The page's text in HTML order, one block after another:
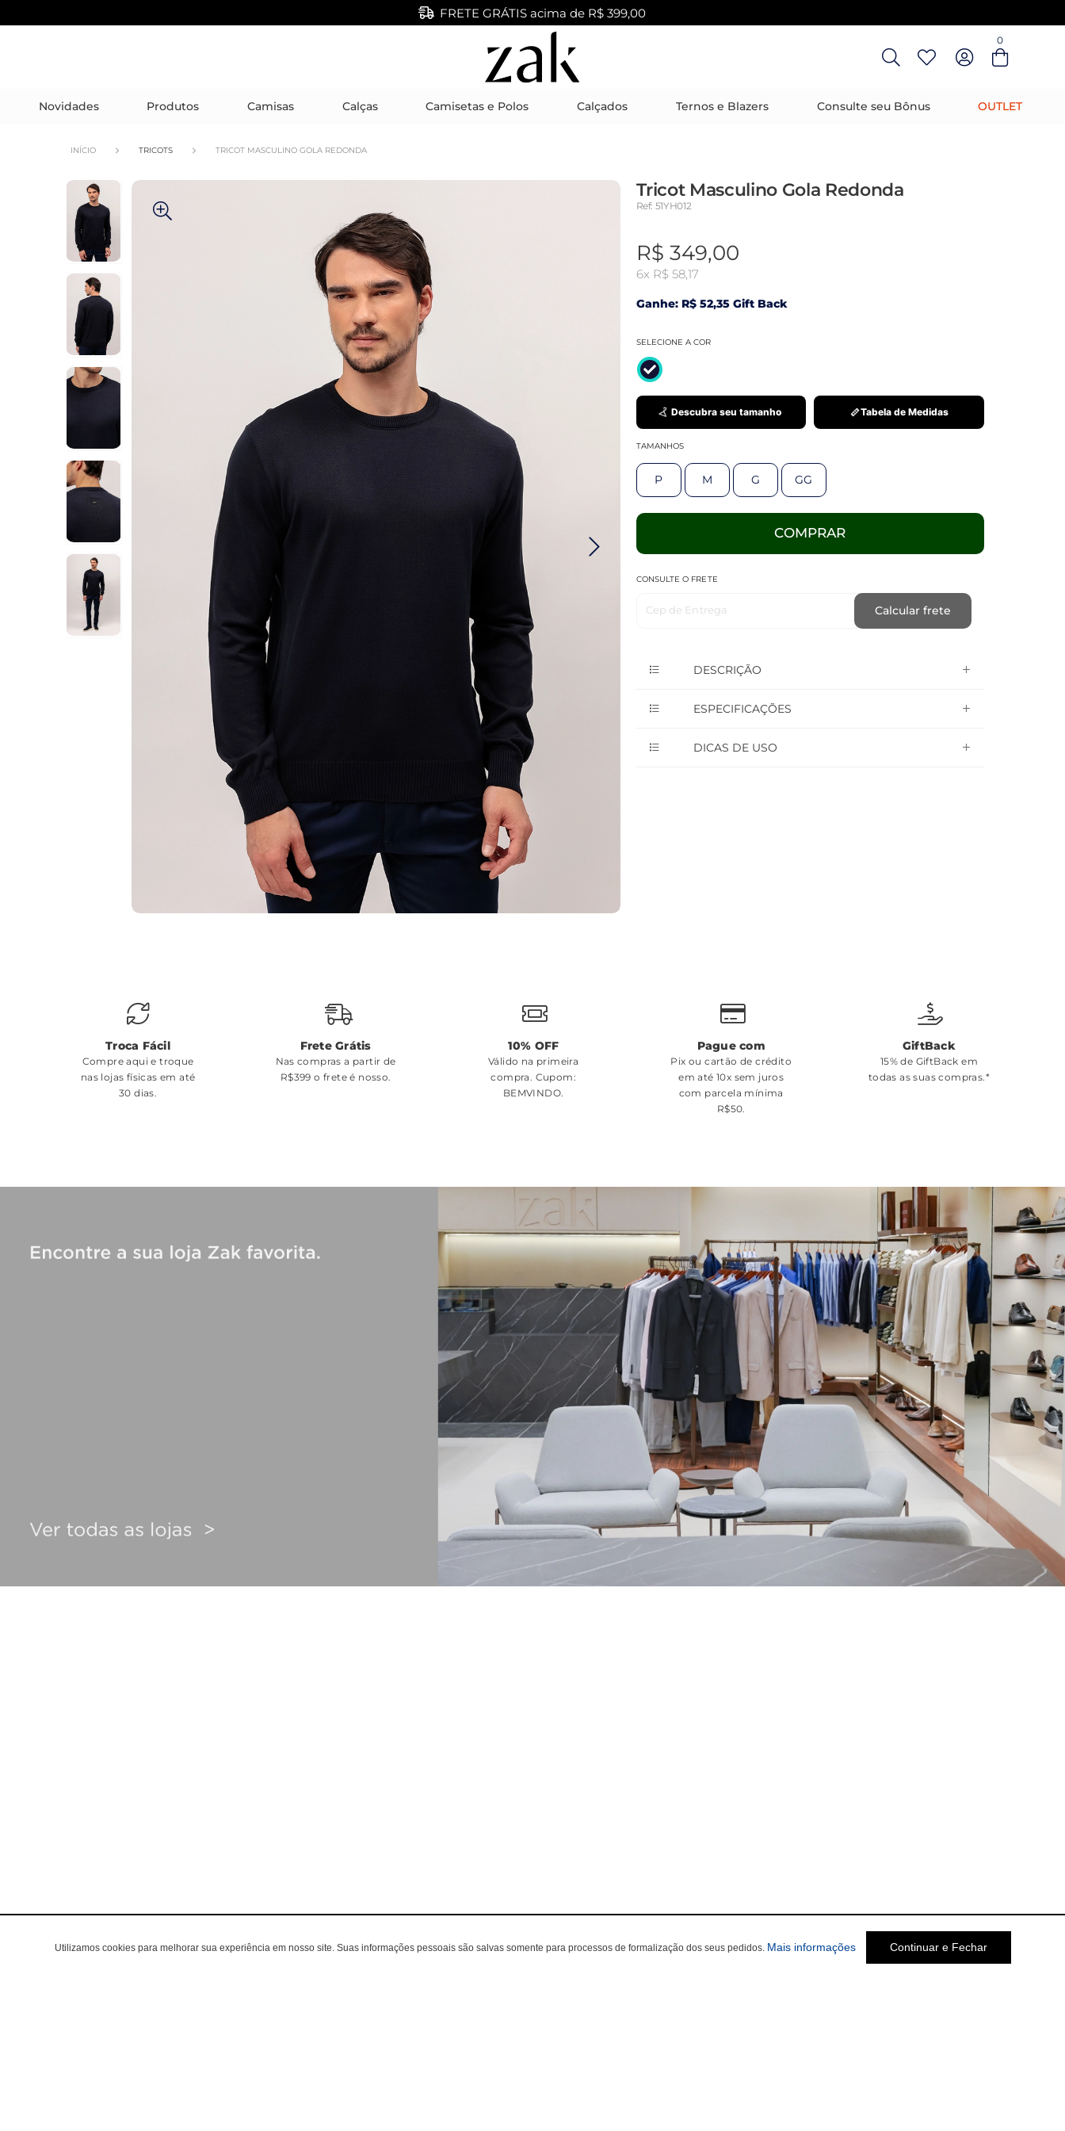
Entre com email ou cpf/cnpj
FRETE GRÁTIS acima de R$ 399,00
0
Novidades Produtos Camisas Calças Camisetas e Polos Calçados Ternos e Blazers Consulte seu Bônus OUTLET
INÍCIO TRICOTS TRICOT MASCULINO GOLA REDONDA
Tricot Masculino Gola Redonda
Ref: 51YH012
R$ 349,00
6x R$ 58,17
Ganhe: R$ 52,35 Gift Back
SELECIONE A COR
Descubra seu tamanho Tabela de Medidas
TAMANHOS
P M G GG
COMPRAR
CONSULTE O FRETE
Cep de Entrega Calcular frete
DESCRIÇÃO
ESPECIFICAÇÕES
DICAS DE USO
Troca Fácil
Compre aqui e troque
nas lojas físicas em até
30 dias.
Frete Grátis
Nas compras a partir de
R$399 o frete é nosso.
10% OFF
Válido na primeira
compra. Cupom:
BEMVINDO.
Pague com
Pix ou cartão de crédito
em até 10x sem juros
com parcela mínima
R$50.
GiftBack
15% de GiftBack em
todas as suas compras.*
Utilizamos cookies para melhorar sua experiência em nosso site. Suas informações pessoais são salvas somente para processos de formalização dos seus pedidos. Mais informações Continuar e Fechar